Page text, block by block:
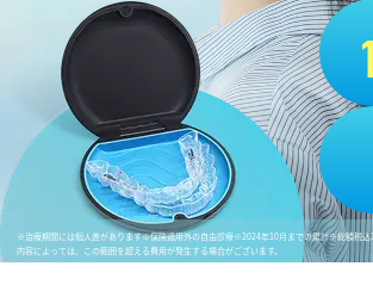
※治療期間には個人差があります※保険適用外の自由診療※2024年10月までの累計※総額税込
内容によっては、この範囲を超える費用が発生する場合がございます。